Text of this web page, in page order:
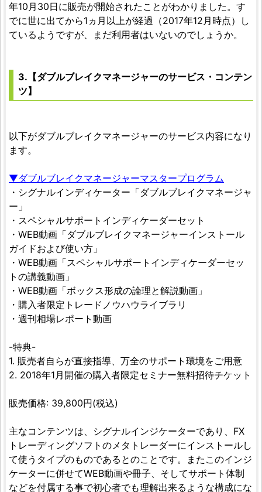
年10月30日に販売が開始されたことがわかりました。す
でに世に出てから1ヵ月以上が経過（2017年12月時点）し
ているようですが、まだ利用者はいないのでしょうか。
3.【ダブルブレイクマネージャーのサービス・コンテン
ツ】
以下がダブルブレイクマネージャーのサービス内容になり
ます。
▼ダブルブレイクマネージャーマスタープログラム
・シグナルインディケーター「ダブルブレイクマネージャ
ー」
・スペシャルサポートインディケーダーセット
・WEB動画「ダブルブレイクマネージャーインストール
ガイドおよび使い方」
・WEB動画「スペシャルサポートインディケーダーセッ
トの講義動画」
・WEB動画「ボックス形成の論理と解説動画」
・購入者限定トレードノウハウライブラリ
・週刊相場レポート動画
-特典-
1. 販売者自らが直接指導、万全のサポート環境をご用意
2. 2018年1月開催の購入者限定セミナー無料招待チケット
販売価格: 39,800円(税込)
主なコンテンツは、シグナルインジケーターであり、FX
トレーディングソフトのメタトレーダーにインストールし
て使うタイプのものであるとのことです。またこのインジ
ケーターに併せてWEB動画や冊子、そしてサポート体制
などを付属する事で初心者でも理解出来るような構成にな